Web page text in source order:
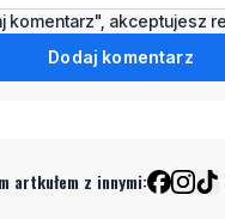
komentarz", akceptujesz
Dodaj komentarz
artkułem z innymi: